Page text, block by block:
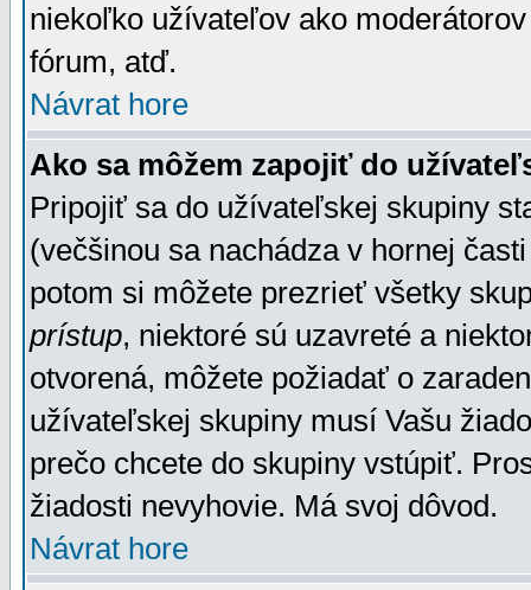
niekoľko užívateľov ako
fórum, atď.
Návrat hore
Ako sa môžem zapojiť do
Pripojiť sa do užívateľskej skupiny
(večšinou sa nachádza v hornej
potom si môžete prezrieť všetky
prístup, niektoré sú uzavreté a
otvorená, môžete požiadať o
užívateľskej skupiny musí Vašu
prečo chcete do skupiny vstúpiť.
žiadosti nevyhovie. Má svoj dôvod.
Návrat hore